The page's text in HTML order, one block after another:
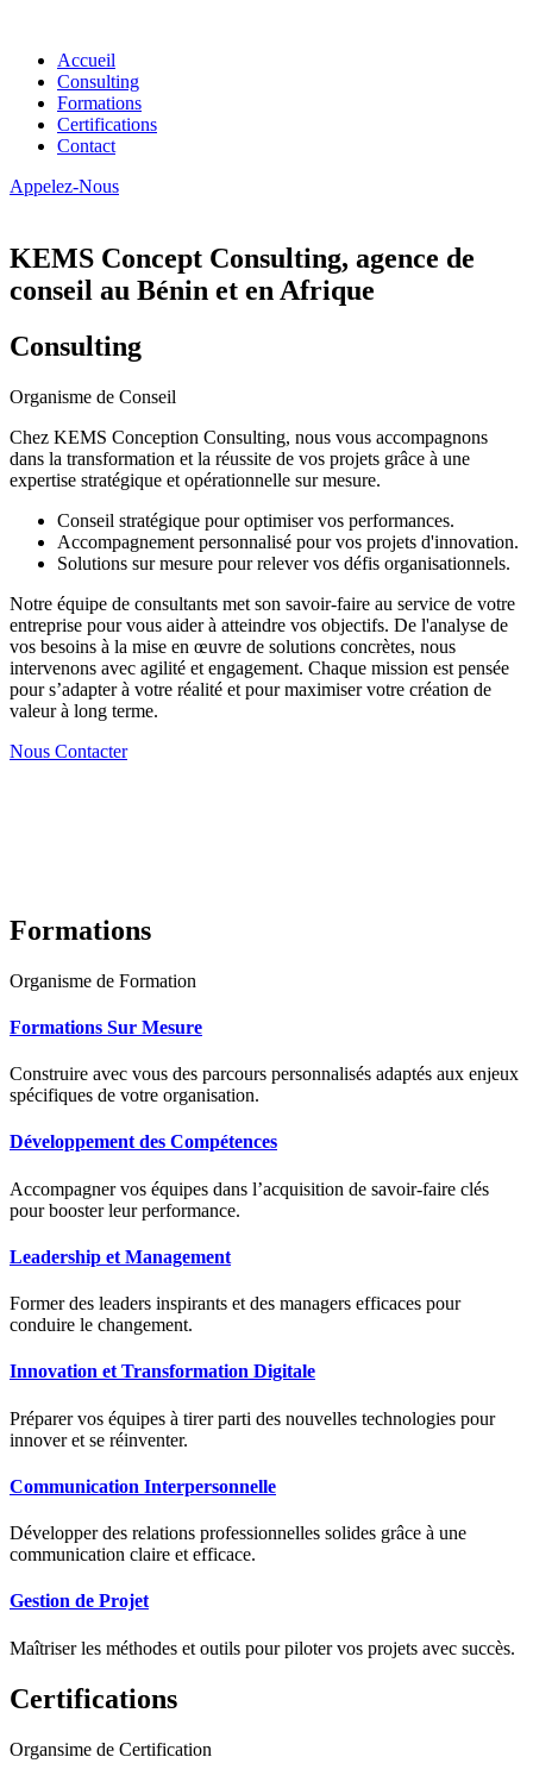
Accueil
Consulting
Formations
Certifications
Contact
Appelez-Nous
KEMS Concept Consulting, agence de
conseil au Bénin et en Afrique
Consulting
Organisme de Conseil
Chez KEMS Conception Consulting, nous vous accompagnons
dans la transformation et la réussite de vos projets grâce à une
expertise stratégique et opérationnelle sur mesure.
Conseil stratégique pour optimiser vos performances.
Accompagnement personnalisé pour vos projets d'innovation.
Solutions sur mesure pour relever vos défis organisationnels.
Notre équipe de consultants met son savoir-faire au service de votre
entreprise pour vous aider à atteindre vos objectifs. De l'analyse de
vos besoins à la mise en œuvre de solutions concrètes, nous
intervenons avec agilité et engagement. Chaque mission est pensée
pour s’adapter à votre réalité et pour maximiser votre création de
valeur à long terme.
Nous Contacter
Formations
Organisme de Formation
Formations Sur Mesure
Construire avec vous des parcours personnalisés adaptés aux enjeux
spécifiques de votre organisation.
Développement des Compétences
Accompagner vos équipes dans l’acquisition de savoir-faire clés
pour booster leur performance.
Leadership et Management
Former des leaders inspirants et des managers efficaces pour
conduire le changement.
Innovation et Transformation Digitale
Préparer vos équipes à tirer parti des nouvelles technologies pour
innover et se réinventer.
Communication Interpersonnelle
Développer des relations professionnelles solides grâce à une
communication claire et efficace.
Gestion de Projet
Maîtriser les méthodes et outils pour piloter vos projets avec succès.
Certifications
Organsime de Certification